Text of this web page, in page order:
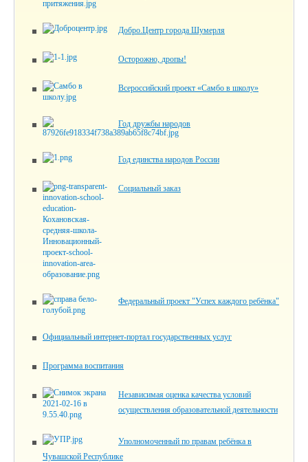
Добро.Центр города Шумерля
Осторожно, дропы!
Всероссийский проект «Самбо в школу»
Год дружбы народов
Год единства народов России
Социальный заказ
Федеральный проект "Успех каждого ребёнка"
Официальный интернет-портал государственных услуг
Программа воспитания
Независимая оценка качества условий
осуществления образовательной деятельности
Уполномоченный по правам ребёнка в
Чувашской Республике